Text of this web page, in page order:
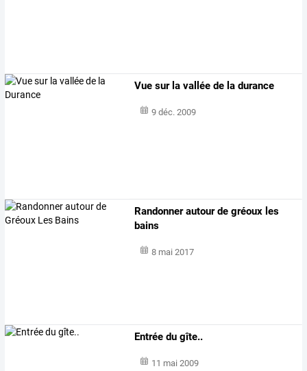
Vue sur la vallée de la durance
9 déc. 2009
Randonner autour de gréoux les
bains
8 mai 2017
Entrée du gîte..
11 mai 2009